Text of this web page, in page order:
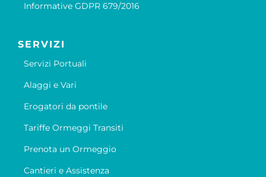
Informative GDPR 679/2016
SERVIZI
Servizi Portuali
Alaggi e Vari
Erogatori da pontile
Tariffe Ormeggi Transiti
Prenota un Ormeggio
Cantieri e Assistenza